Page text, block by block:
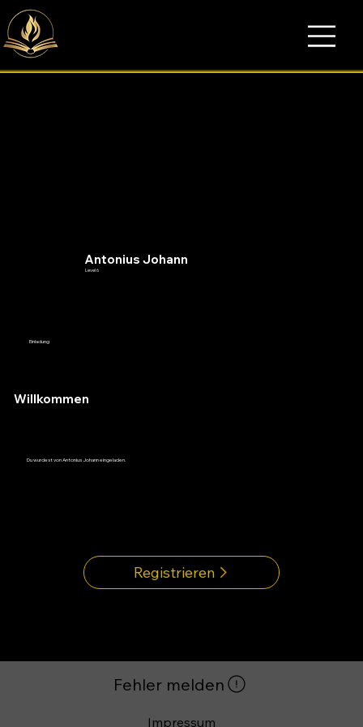
Einladung
Antonius Johann
Level 6
Du wurdest von Antonius Johann eingeladen.
Willkommen
Impressum